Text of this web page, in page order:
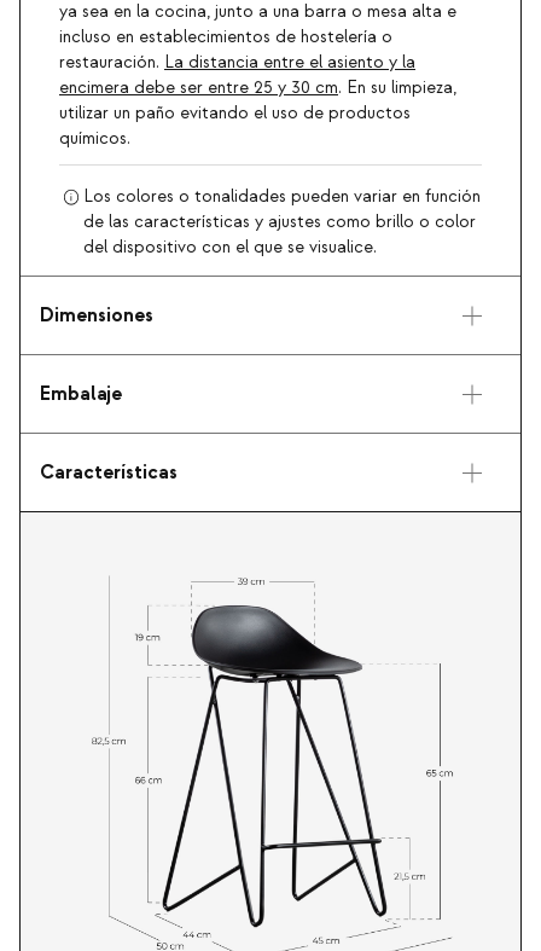
ya sea en la cocina, junto a una barra o mesa alta e
incluso en establecimientos de hostelería o
restauración. La distancia entre el asiento y la
encimera debe ser entre 25 y 30 cm. En su limpieza,
utilizar un paño evitando el uso de productos
químicos.
Los colores o tonalidades pueden variar en función
de las características y ajustes como brillo o color
del dispositivo con el que se visualice.
Dimensiones
Embalaje
Características